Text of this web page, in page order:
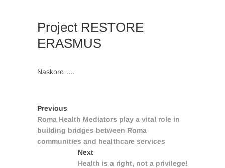
Project RESTORE
ERASMUS
Naskoro…..
Post
navigation
PreviousPrevious
post:
Roma Health Mediators play a vital role in
building bridges between Roma
communities and healthcare services
NextNext
post:
Health is a right, not a privilege!